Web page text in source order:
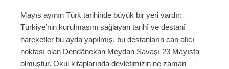
Mayıs ayının Türk tarihinde büyük bir yeri vardır:
Türkiye’nin kurulmasını sağlayan tarihî ve destanî
hareketler bu ayda yapılmış, bu destanların can alıcı
noktası olan Dendânekan Meydan Savaşı 23 Mayısta
olmuştur. Okul kitaplarında devletimizin ne zaman